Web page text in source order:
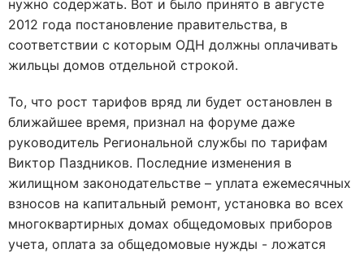
нужно содержать. Вот и было принято в августе
2012 года постановление правительства, в
соответствии с которым ОДН должны оплачивать
жильцы домов отдельной строкой.
То, что рост тарифов вряд ли будет остановлен в
ближайшее время, признал на форуме даже
руководитель Региональной службы по тарифам
Виктор Паздников. Последние изменения в
жилищном законодательстве – уплата ежемесячных
взносов на капитальный ремонт, установка во всех
многоквартирных домах общедомовых приборов
учета, оплата за общедомовые нужды - ложатся